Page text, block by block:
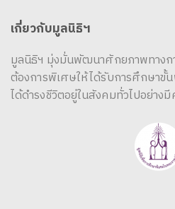
เกี่ยวกับมูลนิธิฯ
มูลนิธิฯ มุ่งมั่นพัฒนาศักยภาพทางก
ต้องการพิเศษให้ได้รับการศึกษาขั้
ได้ดำรงชีวิตอยู่ในสังคมทั่วไปอย่าง